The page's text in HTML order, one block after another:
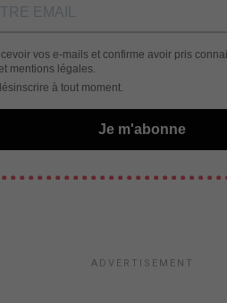
vos e-mails et confirme avoir pris
mentions légales.
à tout moment.
Je m'abonne